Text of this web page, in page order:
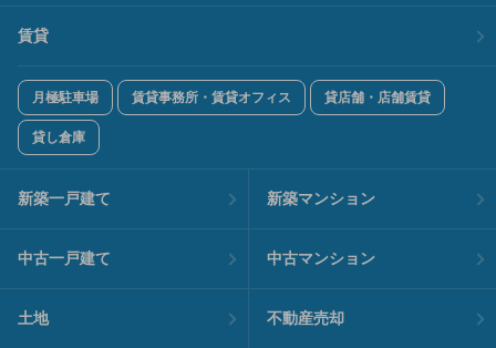
賃貸
月極駐車場 賃貸事務所・賃貸オフィス 貸店舗・店舗賃貸
貸し倉庫
新築一戸建て 新築マンション
中古一戸建て 中古マンション
土地 不動産売却